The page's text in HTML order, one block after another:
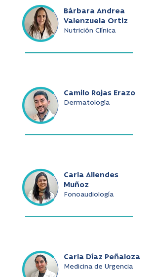
Bárbara Andrea
Valenzuela Ortiz
Nutrición Clínica
Camilo Rojas Erazo
Dermatología
Carla Allendes
Muñoz
Fonoaudiología
Carla Díaz Peñaloza
Medicina de Urgencia